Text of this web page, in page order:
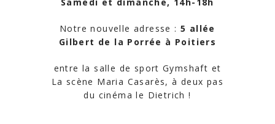
Notre nouvelle adresse :5 allée
Gilbert de la Porrée à Poitiers
entre la salle de sport Gymshaft et
La scène Maria Casarès, à deux pas
du cinéma le Dietrich !